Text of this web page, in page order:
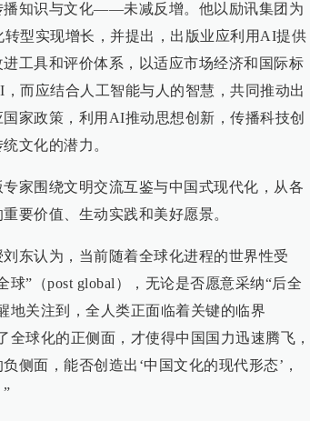
知识与文化——未减反增。他以励讯集团为
型实现增长，并提出，出版业应利用AI提供
工具和评价体系，以适应市场经济和国际标
而应结合人工智能与人的智慧，共同推动出
家政策，利用AI推动思想创新，传播科技创
文化的潜力。
家围绕文明交流互鉴与中国式现代化，从各
要价值、生动实践和美好愿景。
东认为，当前随着全球化进程的世界性受
”（post global），无论是否愿意采纳“后全
地关注到，全人类正面临着关键的临界
全球化的正侧面，才使得中国国力迅速腾飞，
侧面，能否创造出‘中国文化的现代形态’，